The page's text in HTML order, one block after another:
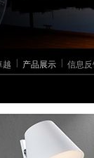
越 产品展示 信息反